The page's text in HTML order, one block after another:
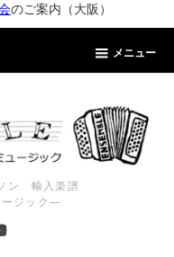
のご案内（大阪）
メニュー
ン 輸入楽譜
ージック―